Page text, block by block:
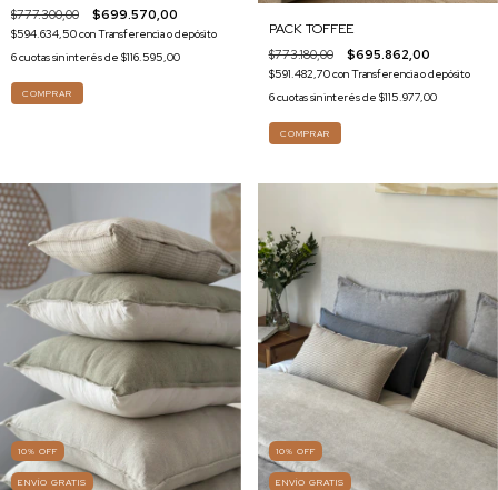
$777.300,00 $699.570,00
$594.634,50conTransferencia o depósito
6cuotas sin interés de $116.595,00
COMPRAR
PACK TOFFEE
$773.180,00 $695.862,00
$591.482,70conTransferencia o depósito
6cuotas sin interés de $115.977,00
COMPRAR
10% OFF
ENVÍO GRATIS
10% OFF
ENVÍO GRATIS